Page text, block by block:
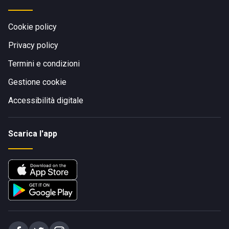
Cookie policy
Privacy policy
Termini e condizioni
Gestione cookie
Accessibilità digitale
Scarica l'app